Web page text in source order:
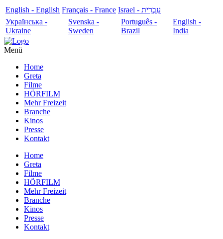
English - English Français - France
עִבְרִית - Israel
Українська -
Ukraine
Svenska -
Sweden
Português -
Brazil
English -
India
Menü
Home
Greta
Filme
HÖRFILM
Mehr Freizeit
Branche
Kinos
Presse
Kontakt
Home
Greta
Filme
HÖRFILM
Mehr Freizeit
Branche
Kinos
Presse
Kontakt